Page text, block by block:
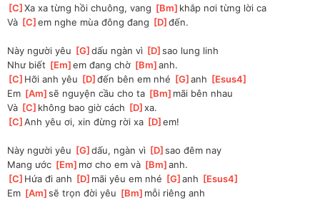
[C ]
Xa xa từng hồi chuông, vang [Bm ]khắp nơi từng lời ca
Và [C ]
em nghe mùa đông đang [D ]
đến.
Này người yêu [G ]
dấu ngàn vì [D ]
sao lung linh
Như biết [Em ]
em đang chờ [Bm ]
anh.
[C ]Hỡi anh yêu [D ]
đến bên em nhé [G ]
anh [Esus4
Em [Am ]
sẽ nguyện cầu cho ta [Bm ]mãi bên nhau
Và [C ]không bao giờ cách [D ]
xa.
[C ]
Anh yêu ơi, xin đừng rời xa [D ]
em!
Này người yêu [G ]
dấu, ngàn vì [D ]
sao đêm nay
Mang ước [Em ]mơ cho em và [Bm ]
anh.
[C ]Hứa đi anh [D ]mãi yêu em nhé [G ]
anh [Esus4
Em [Am ]
sẽ trọn đời yêu [Bm ]mỗi riêng anh